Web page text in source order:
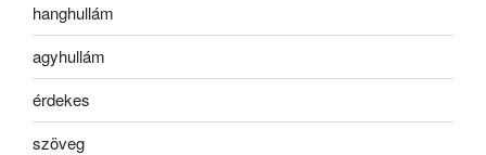
hanghullám
agyhullám
érdekes
szöveg